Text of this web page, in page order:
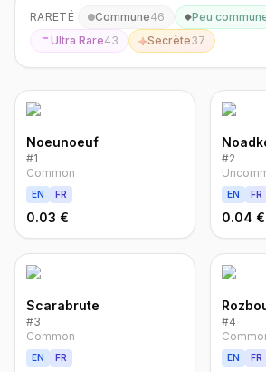
RARETÉ Commune46 Peu
Ultra Rare43 Secrète37
Noeunoeuf
#1
Common
EN FR
0.03 €
#2
EN FR
0.04 €
Scarabrute
#3
Common
EN FR
#4
EN FR